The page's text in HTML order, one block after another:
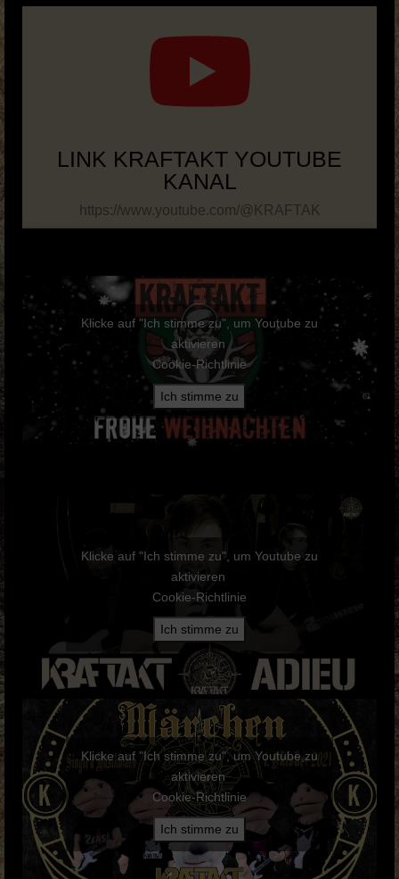
BOOKING & PRESSE
KRAFTAKT YouTube
KRAFTAKT Instagram
LINK KRAFTAKT YOUTUBE
KANAL
https://www.youtube.com/@KRAFTAK
Klicke auf "Ich stimme zu", um Youtube zu
aktivieren
Cookie-Richtlinie
Ich stimme zu
Klicke auf "Ich stimme zu", um Youtube zu
aktivieren
Cookie-Richtlinie
Ich stimme zu
Klicke auf "Ich stimme zu", um Youtube zu
aktivieren
Cookie-Richtlinie
Ich stimme zu